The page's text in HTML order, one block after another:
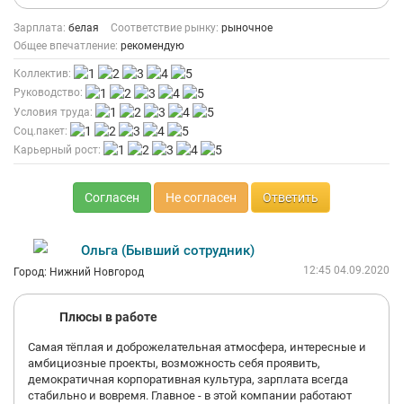
Зарплата: белая Соответствие рынку: рыночное
Общее впечатление: рекомендую
Коллектив:
Руководство:
Условия труда:
Соц.пакет:
Карьерный рост:
Согласен Не согласен Ответить
Ольга (Бывший сотрудник)
Город: Нижний Новгород 12:45 04.09.2020
Плюсы в работе
Самая тёплая и доброжелательная атмосфера, интересные и
амбициозные проекты, возможность себя проявить,
демократичная корпоративная культура, зарплата всегда
стабильно и вовремя. Главное - в этой компании работают